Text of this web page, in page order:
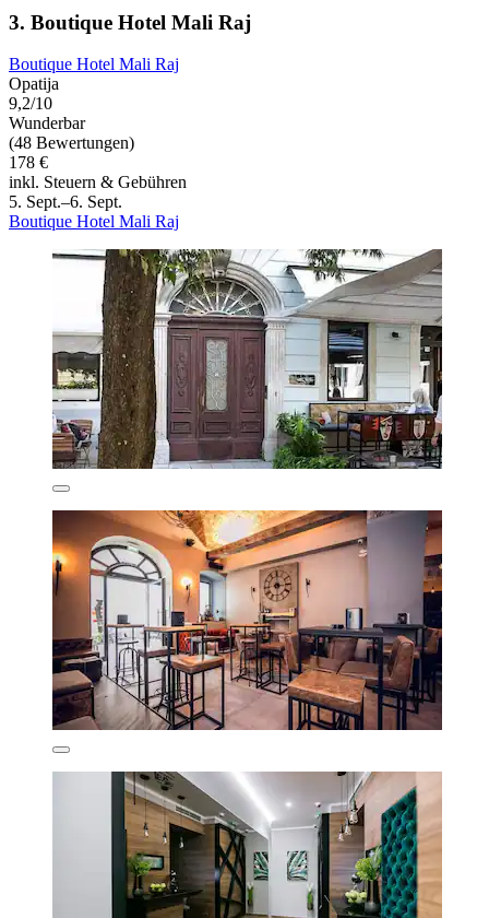
3. Boutique Hotel Mali Raj
Boutique Hotel Mali Raj
Opatija
9,2/10
Wunderbar
(48 Bewertungen)
178 €
inkl. Steuern & Gebühren
5. Sept.–6. Sept.
Boutique Hotel Mali Raj